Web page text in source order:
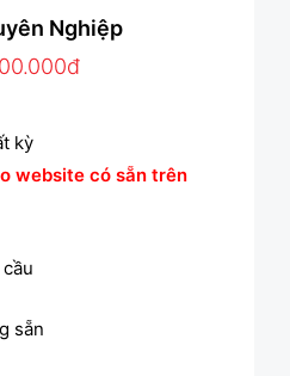
Nghiệp
kỳ
website có sẵn trên
sẵn